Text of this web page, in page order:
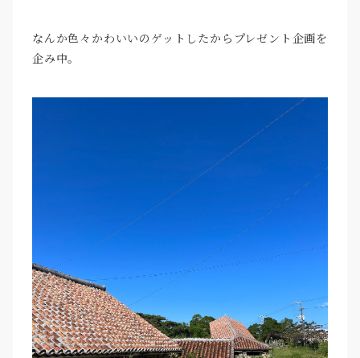
なんか色々かわいいのゲットしたからプレゼント企画を
企み中。